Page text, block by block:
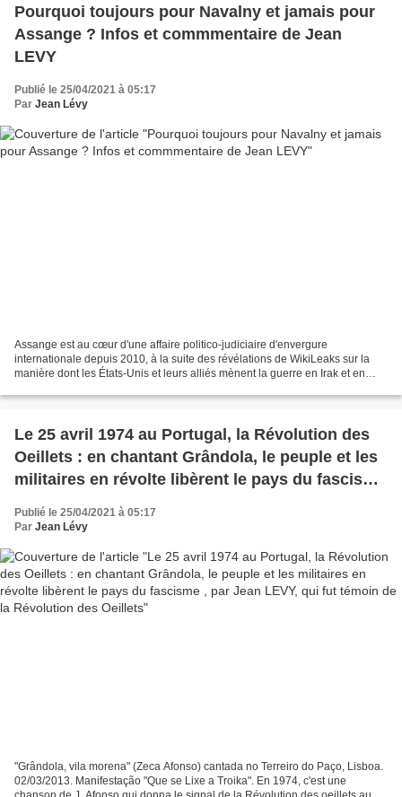
Pourquoi toujours pour Navalny et jamais pour
Assange ? Infos et commmentaire de Jean
LEVY
Publié le 25/04/2021 à 05:17
Par Jean Lévy
Assange est au cœur d'une affaire politico-judiciaire d'envergure
internationale depuis 2010, à la suite des révélations de WikiLeaks sur la
manière dont les États-Unis et leurs alliés mènent la guerre en Irak et en
Le 25 avril 1974 au Portugal, la Révolution des
Oeillets : en chantant Grândola, le peuple et les
militaires en révolte libèrent le pays du fascisme
des Oeillets
Publié le 25/04/2021 à 05:17
Par Jean Lévy
"Grândola, vila morena" (Zeca Afonso) cantada no Terreiro do Paço, Lisboa.
02/03/2013. Manifestação "Que se Lixe a Troika". En 1974, c'est une